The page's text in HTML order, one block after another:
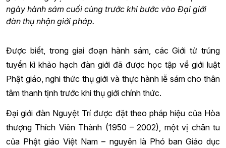
ngày hành sám cuối cùng trước khi bước vào Đại giới
đàn thụ nhận giới pháp.
Được biết, trong giai đoạn hành sám, các Giới tử trúng
tuyển kì khảo hạch đàn giới đã được học tập về giới luật
Phật giáo, nghi thức thụ giới và thực hành lễ sám cho thân
tâm thanh tịnh trước khi thụ giới chính thức.
Đại giới đàn Nguyệt Trí được đặt theo pháp hiệu của Hòa
thượng Thích Viên Thành (1950 – 2002), một vị chân tu
của Phật giáo Việt Nam – nguyên là Phó ban Giáo dục